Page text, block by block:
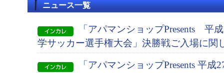
ニュース一覧
「アパマンショップPresents 平
学サッカー選手権大会」決勝戦ご入場に関
「アパマンショップPresents 平